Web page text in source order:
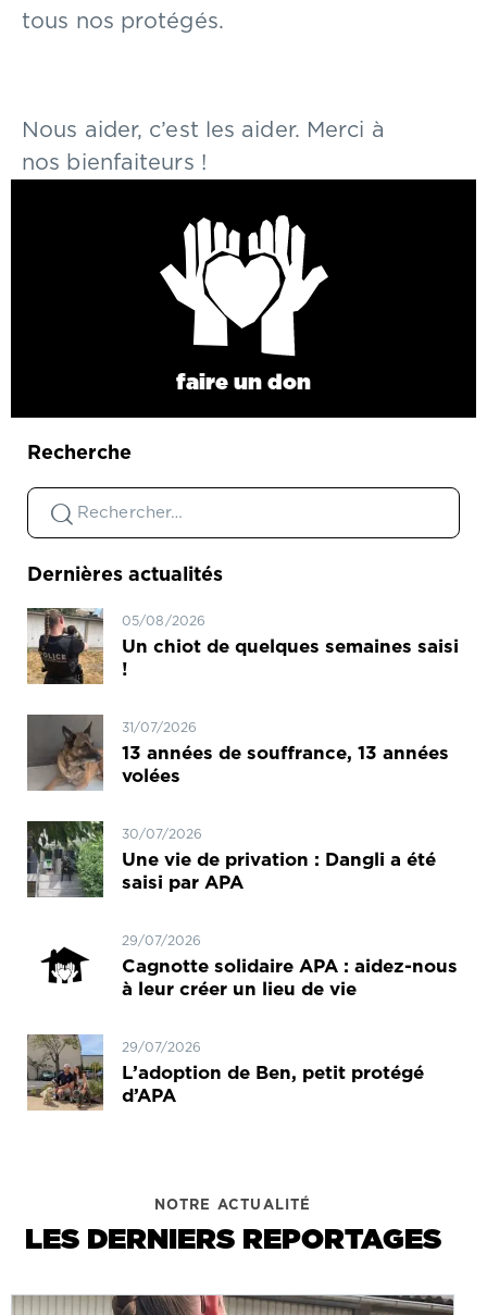
tous nos protégés.
Nous aider, c’est les aider. Merci à
nos bienfaiteurs !
faire un don
Recherche
Dernières actualités
05/08/2026
Un chiot de quelques semaines saisi
!
31/07/2026
13 années de souffrance, 13 années
volées
30/07/2026
Une vie de privation : Dangli a été
saisi par APA
29/07/2026
Cagnotte solidaire APA : aidez-nous
à leur créer un lieu de vie
29/07/2026
L’adoption de Ben, petit protégé
d’APA
NOTRE ACTUALITÉ
LES DERNIERS REPORTAGES